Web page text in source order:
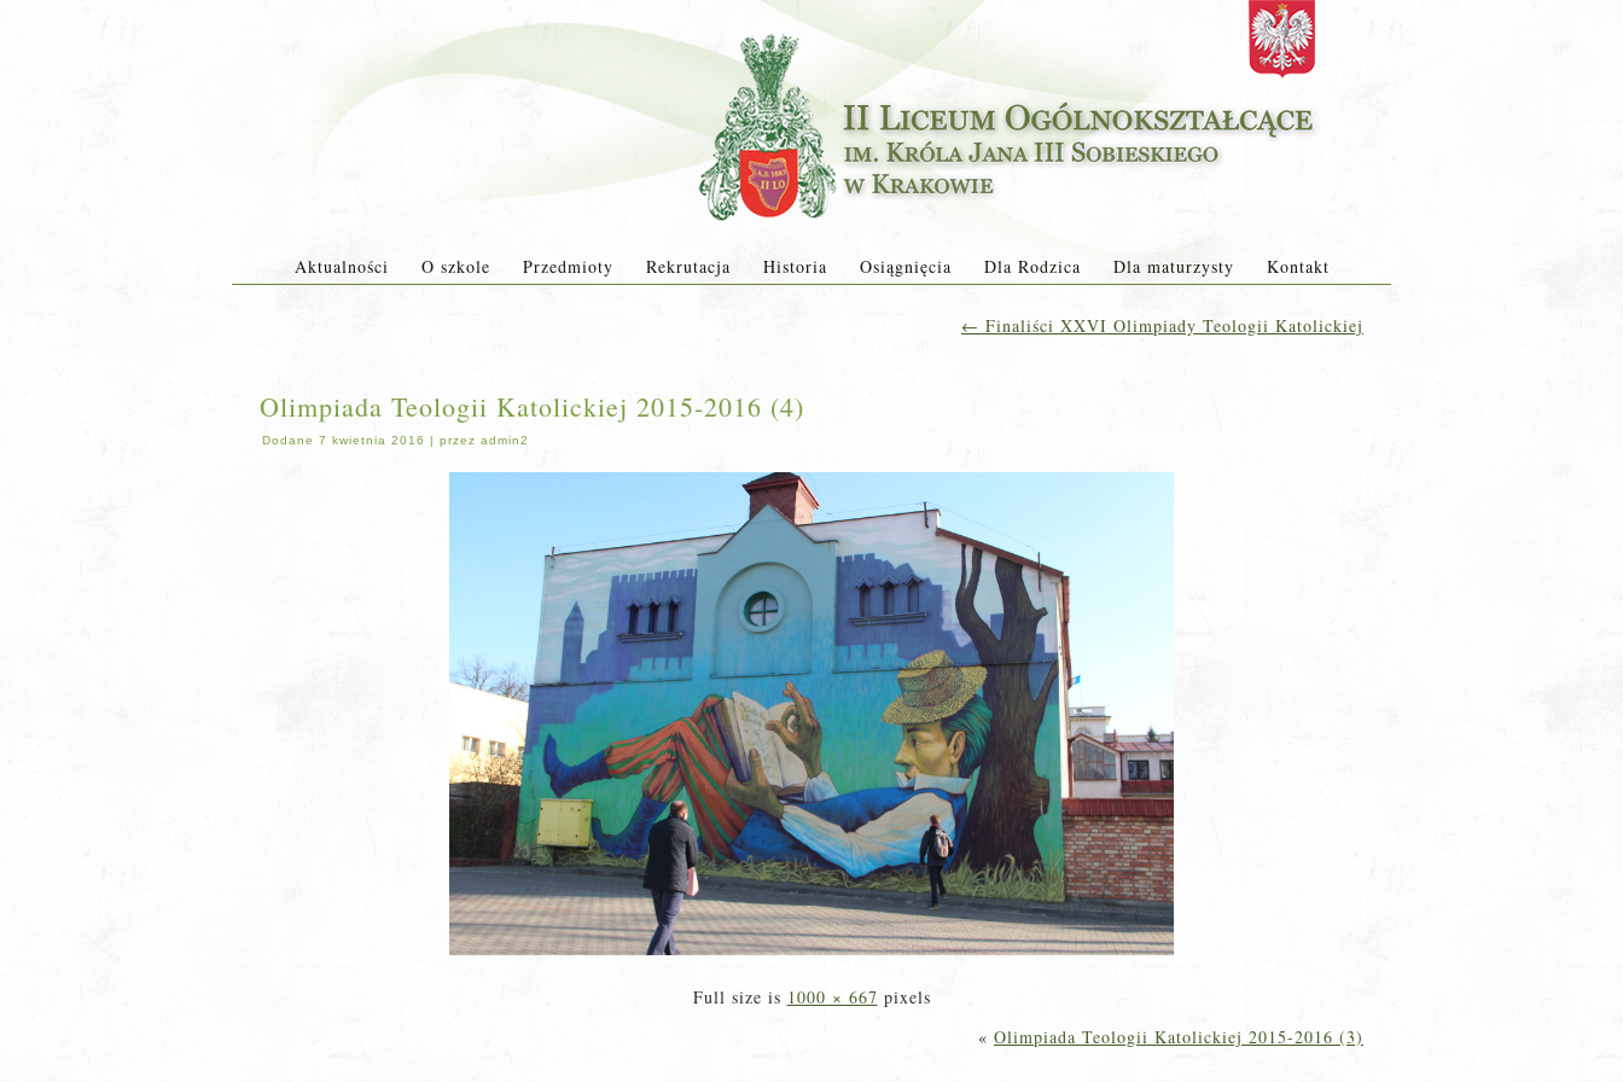
Aktualności O szkole Przedmioty Rekrutacja Historia Osiągnięcia Dla Rodzica Dla maturzysty Kontakt
← Finaliści XXVI Olimpiady Teologii Katolickiej
Olimpiada Teologii Katolickiej 2015-2016 (4)
Dodane 7 kwietnia 2016 | przez admin2
Full size is 1000 × 667 pixels
« Olimpiada Teologii Katolickiej 2015-2016 (3)